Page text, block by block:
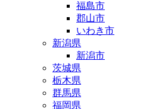
福島市
郡山市
いわき市
新潟県
新潟市
茨城県
栃木県
群馬県
福岡県